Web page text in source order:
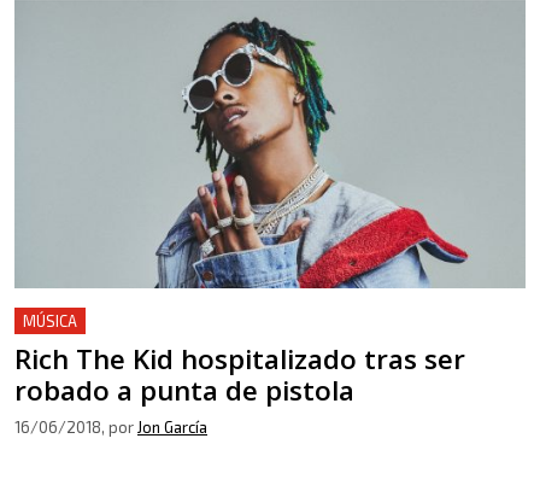
MÚSICA
Rich The Kid hospitalizado tras ser
robado a punta de pistola
16/06/2018, por Jon García